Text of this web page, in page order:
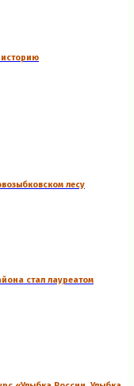
лесу
стал лауреатом